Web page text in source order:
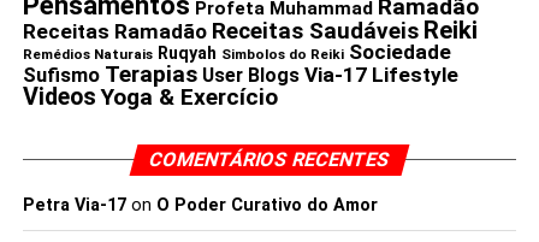
Profeta Muhammad Ramadão
Receitas Ramadão Receitas Saudáveis Reiki
Remédios Naturais Ruqyah Simbolos do Reiki Sociedade
Sufismo Terapias User Blogs Via-17 Lifestyle
Videos Yoga & Exercício
COMENTÁRIOS RECENTES
Petra Via-17on O Poder Curativo do Amor